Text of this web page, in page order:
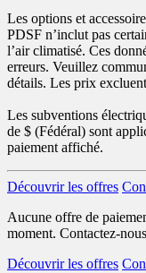
Les options et
PDSF n’inclut pas
l’air climatisé. Ces
erreurs. Veuillez
détails. Les prix
Les subventions
de $ (Fédéral) sont
paiement affiché.
Découvrir les offres
Aucune offre de
moment. Contactez-
Découvrir les offres